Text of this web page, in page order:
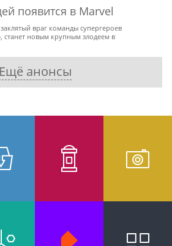
появится в Marvel
враг команды супергероев
станет новым крупным злодеем в
Ещё анонсы